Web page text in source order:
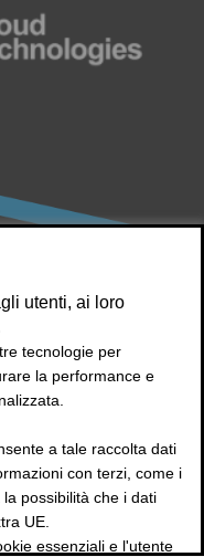
utenti, ai loro
tecnologie per
la performance e
a tale raccolta dati
con terzi, come i
possibilità che i dati
UE.
essenziali e l'utente